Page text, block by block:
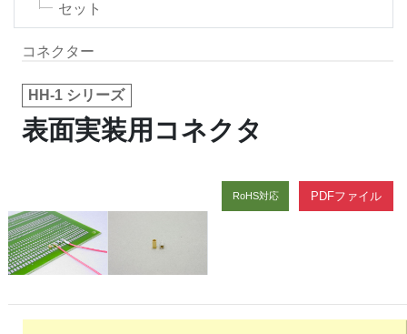
セット
コネクター
HH-1 シリーズ
表面実装用コネクタ
PDFファイル
RoHS対応